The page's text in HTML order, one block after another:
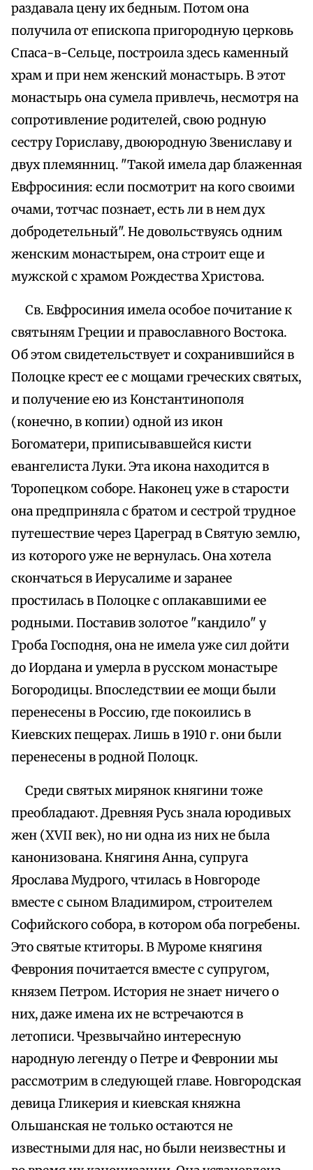
раздавала цену их бедным. Потом она
получила от епископа пригородную церковь
Спаса-в-Сельце, построила здесь каменный
храм и при нем женский монастырь. В этот
монастырь она сумела привлечь, несмотря на
сопротивление родителей, свою родную
сестру Гориславу, двоюродную Звениславу и
двух племянниц. "Такой имела дар блаженная
Евфросиния: если посмотрит на кого своими
очами, тотчас познает, есть ли в нем дух
добродетельный". Не довольствуясь одним
женским монастырем, она строит еще и
мужской с храмом Рождества Христова.
Св. Евфросиния имела особое почитание к
святыням Греции и православного Востока.
Об этом свидетельствует и сохранившийся в
Полоцке крест ее с мощами греческих святых,
и получение ею из Константинополя
(конечно, в копии) одной из икон
Богоматери, приписывавшейся кисти
евангелиста Луки. Эта икона находится в
Торопецком соборе. Наконец уже в старости
она предприняла с братом и сестрой трудное
путешествие через Цареград в Святую землю,
из которого уже не вернулась. Она хотела
скончаться в Иерусалиме и заранее
простилась в Полоцке с оплакавшими ее
родными. Поставив золотое "кандило" у
Гроба Господня, она не имела уже сил дойти
до Иордана и умерла в русском монастыре
Богородицы. Впоследствии ее мощи были
перенесены в Россию, где покоились в
Киевских пещерах. Лишь в 1910 г. они были
перенесены в родной Полоцк.
Среди святых мирянок княгини тоже
преобладают. Древняя Русь знала юродивых
жен (XVII век), но ни одна из них не была
канонизована. Княгиня Анна, супруга
Ярослава Мудрого, чтилась в Новгороде
вместе с сыном Владимиром, строителем
Софийского собора, в котором оба погребены.
Это святые ктиторы. В Муроме княгиня
Феврония почитается вместе с супругом,
князем Петром. История не знает ничего о
них, даже имена их не встречаются в
летописи. Чрезвычайно интересную
народную легенду о Петре и Февронии мы
рассмотрим в следующей главе. Новгородская
девица Гликерия и киевская княжна
Ольшанская не только остаются не
известными для нас, но были неизвестны и